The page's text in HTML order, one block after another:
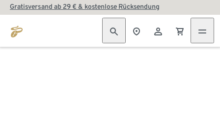
Gratisversand ab 29 € & kostenlose Rücksendung